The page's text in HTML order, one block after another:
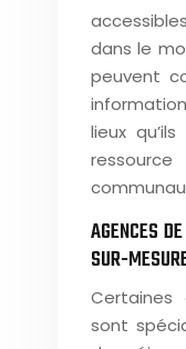
dans le
peuvent
lieux
AGENCES
SUR-
Certaines
sont